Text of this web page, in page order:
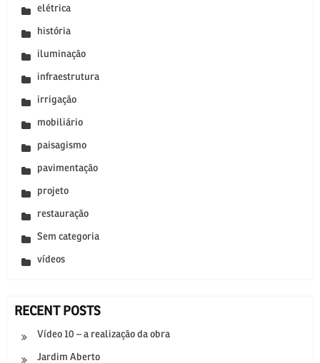
elétrica
história
iluminação
infraestrutura
irrigação
mobiliário
paisagismo
pavimentação
projeto
restauração
Sem categoria
vídeos
RECENT POSTS
Vídeo 10 – a realização da obra
Jardim Aberto